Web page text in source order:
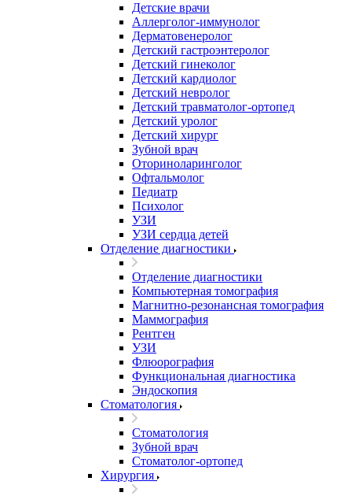
Детские врачи
Аллерголог-иммунолог
Дерматовенеролог
Детский гастроэнтеролог
Детский гинеколог
Детский кардиолог
Детский невролог
Детский травматолог-ортопед
Детский уролог
Детский хирург
Зубной врач
Оториноларинголог
Офтальмолог
Педиатр
Психолог
УЗИ
УЗИ сердца детей
Отделение диагностики
Отделение диагностики
Компьютерная томография
Магнитно-резонансная томография
Маммография
Рентген
УЗИ
Флюорография
Функциональная диагностика
Эндоскопия
Стоматология
Стоматология
Зубной врач
Стоматолог-ортопед
Хирургия